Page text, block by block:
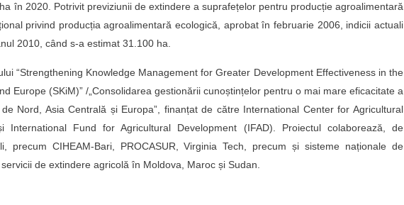
în 2020. Potrivit previziunii de extindere a suprafețelor pentru producție agroalimentară
privind producția agroalimentară ecologică, aprobat în februarie 2006, indicii actuali
2010, când s-a estimat 31.100 ha.
“Strengthening Knowledge Management for Greater Development Effectiveness in the
Europe (SKiM)” /„Consolidarea gestionării cunoștințelor pentru o mai mare eficacitate a
Nord, Asia Centrală și Europa”, finanțat de către International Center for Agricultural
International Fund for Agricultural Development (IFAD). Proiectul colaborează, de
precum CIHEAM-Bari, PROCASUR, Virginia Tech, precum și sisteme naționale de
de extindere agricolă în Moldova, Maroc și Sudan.